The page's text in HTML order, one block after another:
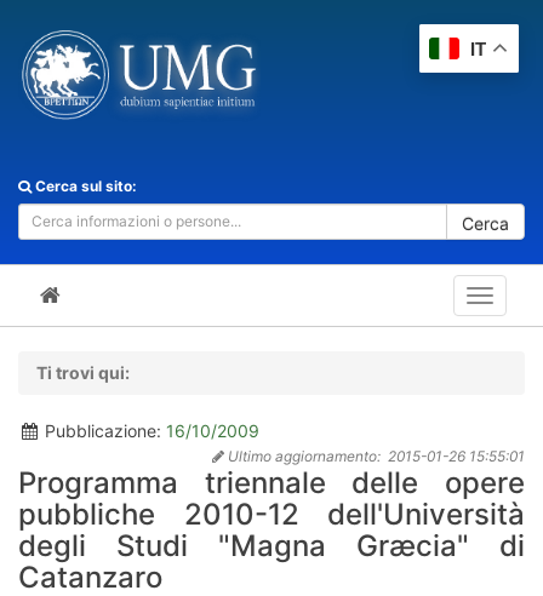
Cerca sul sito:
Cerca
Toggle
Ti trovi qui:
Pubblicazione: 16/10/2009
Ultimo aggiornamento: 2015-01-26 15:55:01
Programma triennale delle opere
pubbliche 2010-12 dell'Università
degli Studi "Magna Græcia" di
Catanzaro
IT